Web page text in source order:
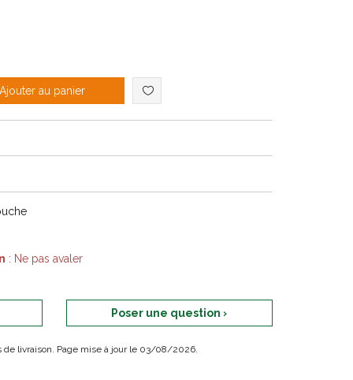
au panier
: Ne pas avaler
Poser une question ›
de livraison. Page mise à jour le 03/08/2026.